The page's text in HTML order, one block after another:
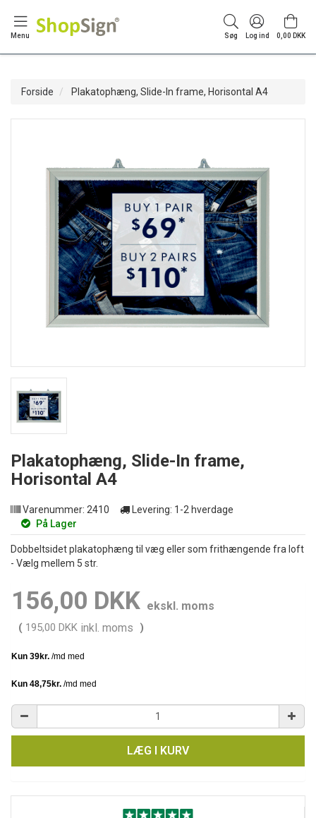
Menu Søg Log ind 0,00 DKK
Forside Plakatophæng, Slide-In frame, Horisontal A4
Plakatophæng, Slide-In frame,
Horisontal A4
Varenummer: 2410 Levering: 1-2 hverdage
På Lager
Dobbeltsidet plakatophæng til væg eller som frithængende fra loft
- Vælg mellem 5 str.
156,00 DKK ekskl. moms
( 195,00 DKK inkl. moms )
LÆG I KURV